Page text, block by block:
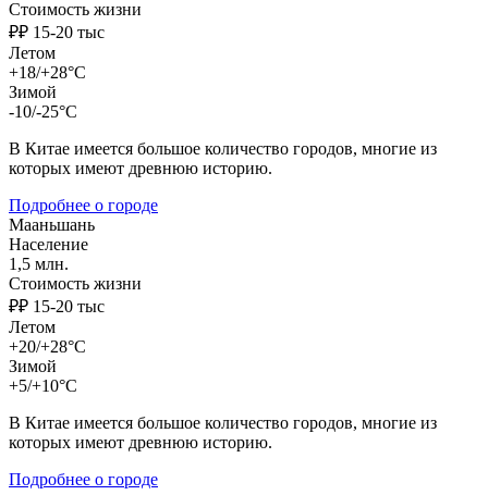
Стоимость жизни
₽₽ 15-20 тыс
Летом
+18/+28°C
Зимой
-10/-25°C
В Китае имеется большое количество городов, многие из
которых имеют древнюю историю.
Подробнее о городе
Мааньшань
Население
1,5 млн.
Стоимость жизни
₽₽ 15-20 тыс
Летом
+20/+28°C
Зимой
+5/+10°C
В Китае имеется большое количество городов, многие из
которых имеют древнюю историю.
Подробнее о городе